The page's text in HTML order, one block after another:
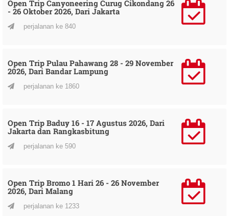
Open Trip Canyoneering Curug Cikondang 26
- 26 Oktober 2026, Dari Jakarta
perjalanan ke 840
Open Trip Pulau Pahawang 28 - 29 November
2026, Dari Bandar Lampung
perjalanan ke 1860
Open Trip Baduy 16 - 17 Agustus 2026, Dari
Jakarta dan Rangkasbitung
perjalanan ke 590
Open Trip Bromo 1 Hari 26 - 26 November
2026, Dari Malang
perjalanan ke 1233